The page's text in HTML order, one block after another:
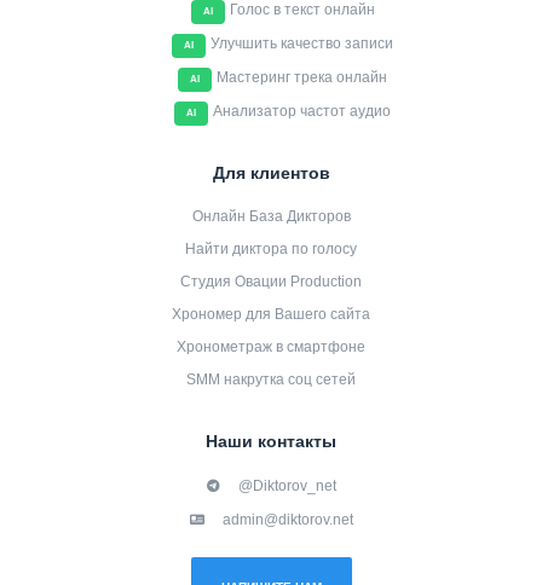
AI Голос в текст онлайн
AI Улучшить качество записи
AI Мастеринг трека онлайн
AI Анализатор частот аудио
Для клиентов
Онлайн База Дикторов
Найти диктора по голосу
Студия Овации Production
Хрономер для Вашего сайта
Хронометраж в смартфоне
SMM накрутка соц сетей
Наши контакты
@Diktorov_net
admin@diktorov.net